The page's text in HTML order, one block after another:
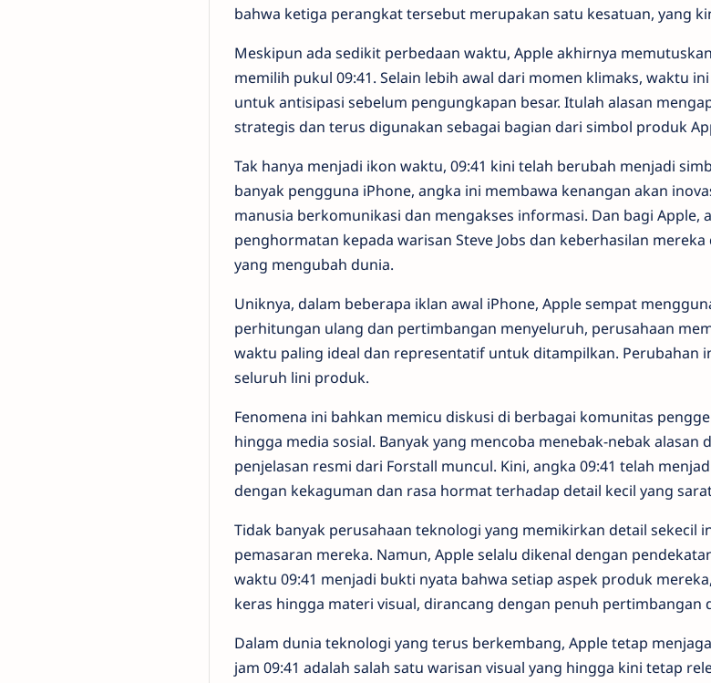
bahwa ketiga perangkat tersebut merupakan satu kesatuan, yang
Meskipun ada sedikit perbedaan waktu, Apple akhirnya
memilih pukul 09:41. Selain lebih awal dari momen klimaks, waktu
untuk antisipasi sebelum pengungkapan besar. Itulah alasan
strategis dan terus digunakan sebagai bagian dari simbol produk
Tak hanya menjadi ikon waktu, 09:41 kini telah berubah menjadi
banyak pengguna iPhone, angka ini membawa kenangan akan
manusia berkomunikasi dan mengakses informasi. Dan bagi Apple,
penghormatan kepada warisan Steve Jobs dan keberhasilan
yang mengubah dunia.
Uniknya, dalam beberapa iklan awal iPhone, Apple sempat
perhitungan ulang dan pertimbangan menyeluruh, perusahaan
waktu paling ideal dan representatif untuk ditampilkan. Perubahan
seluruh lini produk.
Fenomena ini bahkan memicu diskusi di berbagai komunitas
hingga media sosial. Banyak yang mencoba menebak-nebak alasan
penjelasan resmi dari Forstall muncul. Kini, angka 09:41 telah
dengan kekaguman dan rasa hormat terhadap detail kecil yang
Tidak banyak perusahaan teknologi yang memikirkan detail sekecil
pemasaran mereka. Namun, Apple selalu dikenal dengan
waktu 09:41 menjadi bukti nyata bahwa setiap aspek produk
keras hingga materi visual, dirancang dengan penuh pertimbangan
Dalam dunia teknologi yang terus berkembang, Apple tetap
jam 09:41 adalah salah satu warisan visual yang hingga kini tetap